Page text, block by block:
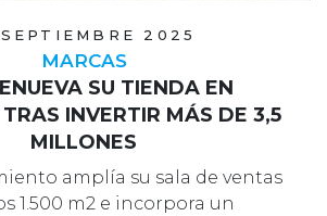
2025
MARCAS
SU TIENDA EN
INVERTIR MÁS DE 3,5
MILLONES
amplía su sala de ventas
1.500 m2 e incorpora un